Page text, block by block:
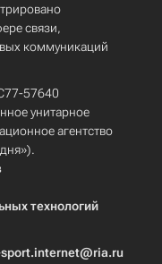
связи,
коммуникаций
57640
унитарное
агентство
технологий